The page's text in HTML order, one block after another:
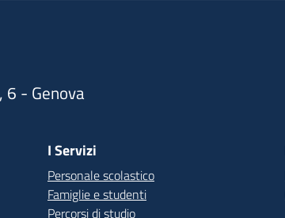
6 - Genova
I Servizi
Personale scolastico
Famiglie e studenti
Percorsi di studio